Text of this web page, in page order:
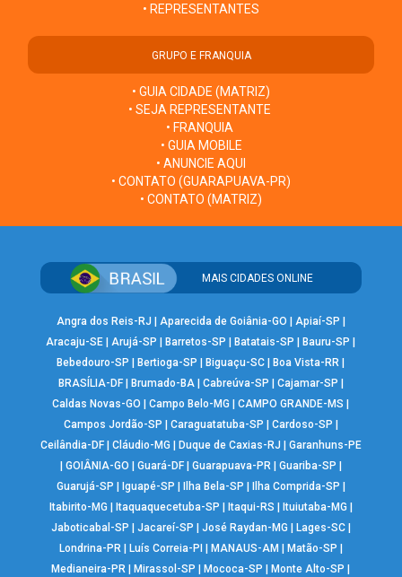
• REPRESENTANTES
GRUPO E FRANQUIA
• GUIA CIDADE (MATRIZ)
• SEJA REPRESENTANTE
• FRANQUIA
• GUIA MOBILE
• ANUNCIE AQUI
• CONTATO (GUARAPUAVA-PR)
• CONTATO (MATRIZ)
MAIS CIDADES ONLINE
Angra dos Reis-RJ Aparecida de Goiânia-GO Apiaí-SP
Aracaju-SE |Arujá-SP Barretos-SP Batatais-SP Bauru-SP
Bebedouro-SP
Bertioga-SP Biguaçu-SC Boa Vista-RR
BRASÍLIA-DF| Brumado-BA| Cabreúva-SP Cajamar-SP
Caldas Novas-GO
|Campo Belo-MG |CAMPO GRANDE-MS
Campos Jordão-SP
Caraguatatuba-SP Cardoso-SP
Ceilândia-DF| Cláudio-MG Duque de Caxias-RJ
Garanhuns-PE
GOIÂNIA-GO Guará-DF| Guarapuava-PR| Guariba-SP
Guarujá-SP
Iguapé-SP Ilha Bela-SP Ilha Comprida-SP
Itabirito-MG
Itaquaquecetuba-SP Itaqui-RS Ituiutaba-MG
Jaboticabal-SP
Jacareí-SP José Raydan-MG Lages-SC|
Londrina-PR| Luís Correia-PI MANAUS-AM Matão-SP
Medianeira-PR
Mirassol-SP Mococa-SP Monte Alto-SP